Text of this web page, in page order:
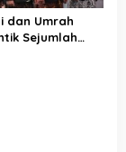
dan Umrah
Sejumlah